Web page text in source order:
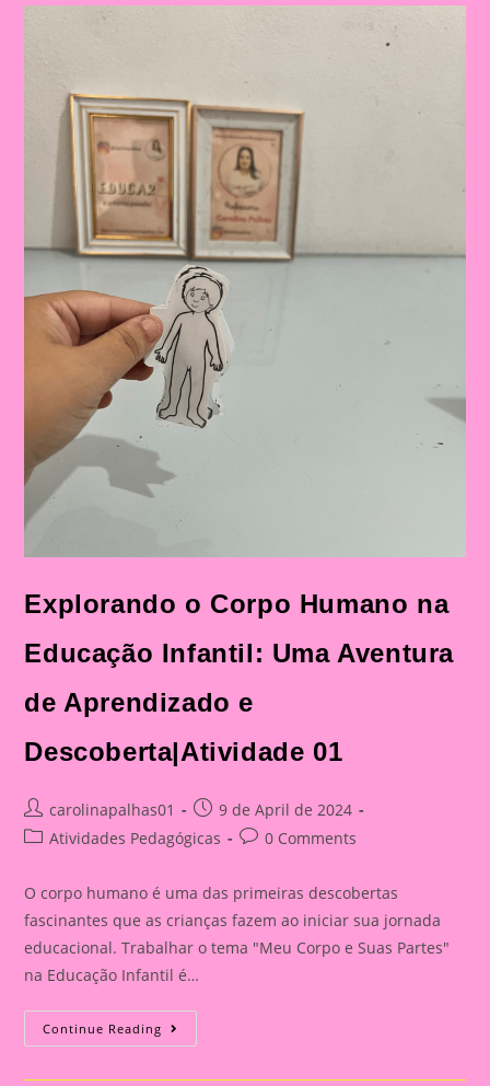
Infantil:
Descoberta|Atividade
02
Explorando o Corpo Humano na
Educação Infantil: Uma Aventura
de Aprendizado e
Descoberta|Atividade 01
Post
author:
carolinapalhas01
Post
published:
9 de April de 2024
PostAtividades Pedagógicas
Post0 Comments
O corpo humano é uma das primeiras descobertas
fascinantes que as crianças fazem ao iniciar sua jornada
educacional. Trabalhar o tema "Meu Corpo e Suas Partes"
na Educação Infantil é…
Continue Reading Explorando
O